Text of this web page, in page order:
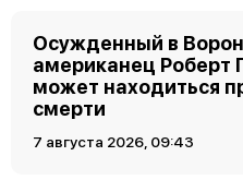
Осужденный в
американец Роберт
может находиться
смерти
7 августа 2026, 09:43